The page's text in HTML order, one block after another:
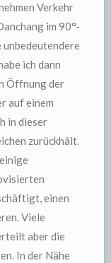
Verkehr
im 90°-
unbedeutendere
ich dann
Öffnung der
auf einem
in dieser
zurückhält.
einen
Viele
aber die
In der Nähe